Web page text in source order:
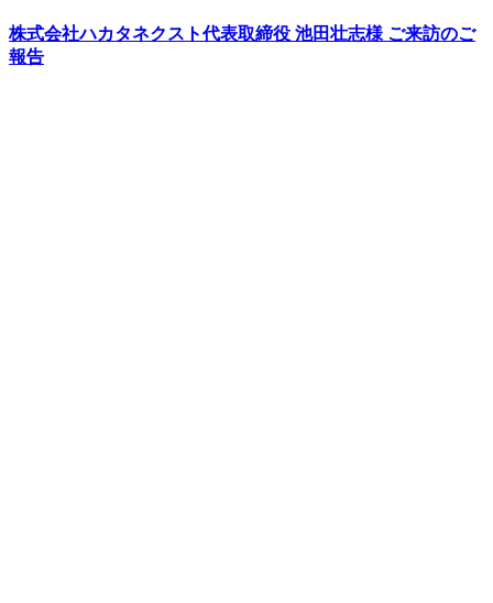
株式会社ハカタネクスト代表取締役 池田壮志様 ご来訪のご
報告